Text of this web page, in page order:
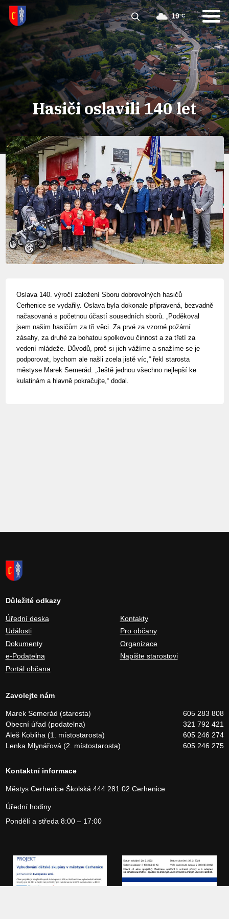
19°C
Hasiči oslavili 140 let
Oslava 140. výročí založení Sboru dobrovolných hasičů
Cerhenice se vydařily. Oslava byla dokonale připravená, bezvadně
načasovaná s početnou účastí sousedních sborů. „Poděkoval
jsem našim hasičům za tři věci. Za prvé za vzorné požární
zásahy, za druhé za bohatou spolkovou činnost a za třetí za
vedení mládeže. Důvodů, proč si jich vážíme a snažíme se je
podporovat, bychom ale našli zcela jistě víc,“ řekl starosta
městyse Marek Semerád. „Ještě jednou všechno nejlepší ke
kulatinám a hlavně pokračujte,“ dodal.
Důležité odkazy
Úřední deska
Události
Dokumenty
e-Podatelna
Portál občana
Kontakty
Pro občany
Organizace
Napište starostovi
Zavolejte nám
Marek Semerád (starosta)
605 283 808
Obecní úřad (podatelna)
321 792 421
Aleš Kobliha (1. místostarosta)
605 246 274
Lenka Mlynářová (2. místostarosta)
605 246 275
Kontaktní informace
Městys CerheniceŠkolská 444281 02 Cerhenice
Úřední hodiny
Pondělí a středa 8:00 – 17:00